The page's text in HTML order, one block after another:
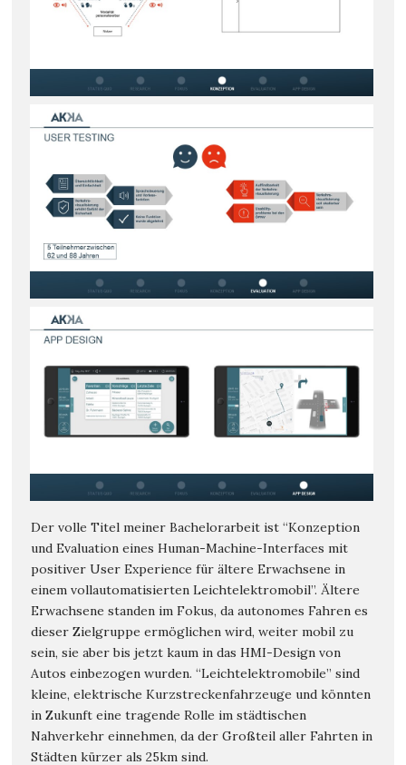
Der volle Titel meiner Bachelorarbeit ist “Konzeption
und Evaluation eines Human-Machine-Interfaces mit
positiver User Experience für ältere Erwachsene in
einem vollautomatisierten Leichtelektromobil”. Ältere
Erwachsene standen im Fokus, da autonomes Fahren es
dieser Zielgruppe ermöglichen wird, weiter mobil zu
sein, sie aber bis jetzt kaum in das HMI-Design von
Autos einbezogen wurden. “Leichtelektromobile” sind
kleine, elektrische Kurzstreckenfahrzeuge und könnten
in Zukunft eine tragende Rolle im städtischen
Nahverkehr einnehmen, da der Großteil aller Fahrten in
Städten kürzer als 25km sind.